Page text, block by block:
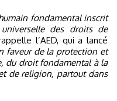
fondamental inscrit
des droits de
l’AED, qui a lancé
faveur de la protection et
du droit fondamental à la
de religion, partout dans